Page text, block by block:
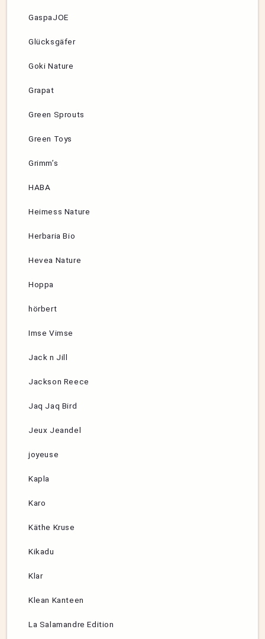
GaspaJOE
Glücksgäfer
Goki Nature
Grapat
Green Sprouts
Green Toys
Grimm’s
HABA
Heimess Nature
Herbaria Bio
Hevea Nature
Hoppa
hörbert
Imse Vimse
Jack n Jill
Jackson Reece
Jaq Jaq Bird
Jeux Jeandel
joyeuse
Kapla
Karo
Käthe Kruse
Kikadu
Klar
Klean Kanteen
La Salamandre Edition